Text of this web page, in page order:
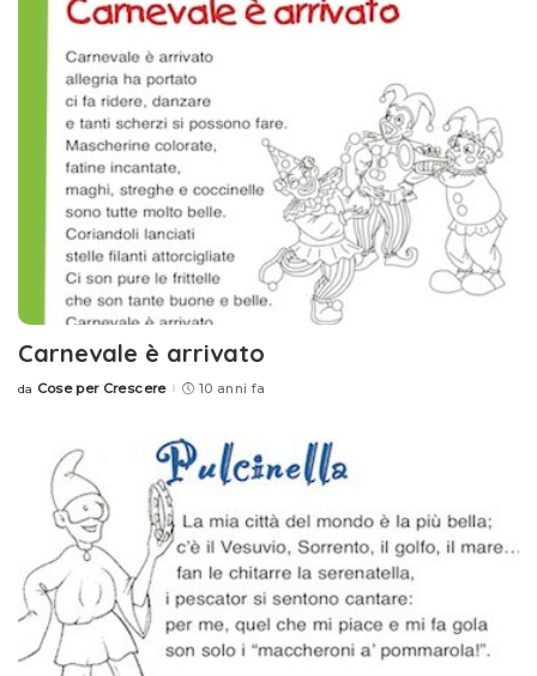
Carnevale è arrivato
Posted
da Cose per Crescere 10 anni fa